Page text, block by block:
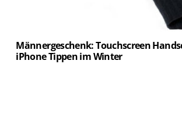
Männergeschenk: Touchscreen
iPhone Tippen im Winter